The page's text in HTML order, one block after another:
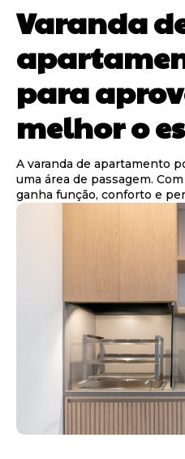
Varanda
para
melhor o
A varanda de apartamento
uma área de passagem.
ganha função, conforto e